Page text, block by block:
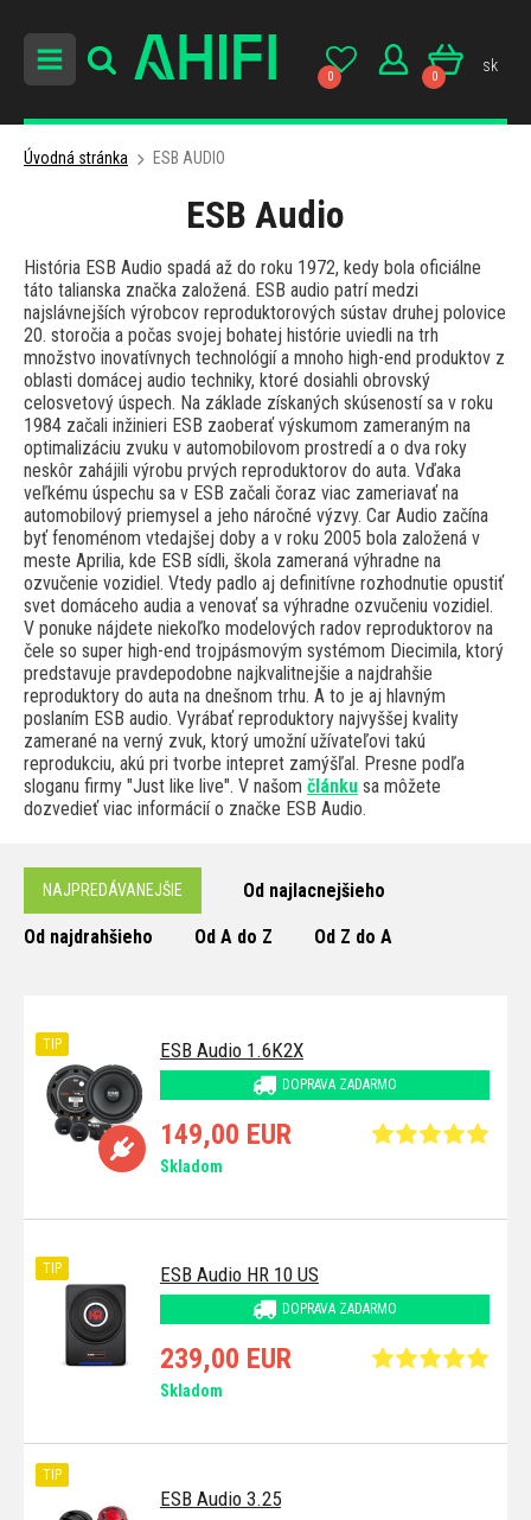
0 0
sk
Úvodná stránka ESB AUDIO
ESB Audio
História ESB Audio spadá až do roku 1972, kedy bola oficiálne
táto talianska značka založená. ESB audio patrí medzi
najslávnejších výrobcov reproduktorových sústav druhej polovice
20. storočia a počas svojej bohatej histórie uviedli na trh
množstvo inovatívnych technológií a mnoho high-end produktov z
oblasti domácej audio techniky, ktoré dosiahli obrovský
celosvetový úspech. Na základe získaných skúseností sa v roku
1984 začali inžinieri ESB zaoberať výskumom zameraným na
optimalizáciu zvuku v automobilovom prostredí a o dva roky
neskôr zahájili výrobu prvých reproduktorov do auta. Vďaka
veľkému úspechu sa v ESB začali čoraz viac zameriavať na
automobilový priemysel a jeho náročné výzvy. Car Audio začína
byť fenoménom vtedajšej doby a v roku 2005 bola založená v
meste Aprilia, kde ESB sídli, škola zameraná výhradne na
ozvučenie vozidiel. Vtedy padlo aj definitívne rozhodnutie opustiť
svet domáceho audia a venovať sa výhradne ozvučeniu vozidiel.
V ponuke nájdete niekoľko modelových radov reproduktorov na
čele so super high-end trojpásmovým systémom Diecimila, ktorý
predstavuje pravdepodobne najkvalitnejšie a najdrahšie
reproduktory do auta na dnešnom trhu. A to je aj hlavným
poslaním ESB audio. Vyrábať reproduktory najvyššej kvality
zamerané na verný zvuk, ktorý umožní užívateľovi takú
reprodukciu, akú pri tvorbe intepret zamýšľal. Presne podľa
sloganu firmy "Just like live". V našom článku sa môžete
dozvedieť viac informácií o značke ESB Audio.
NAJPREDÁVANEJŠIE Od najlacnejšieho
Od najdrahšieho Od A do Z Od Z do A
ESB Audio 1.6K2X
DOPRAVA ZADARMO
TIP
149,00 EUR
Skladom
ESB Audio HR 10 US
DOPRAVA ZADARMO
TIP
239,00 EUR
Skladom
ESB Audio 3.25
TIP